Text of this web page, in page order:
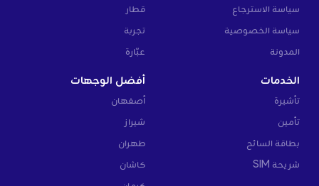
سياسة الاسترجاع
سياسة الخصوصية
المدونة
قطار
تجربة
عبّارة
الخدمات
تأشيرة
تأمين
بطاقة السائح
شريحة SIM
أفضل الوجهات
أصفهان
شيراز
طهران
كاشان